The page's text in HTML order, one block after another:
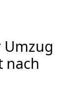
nach